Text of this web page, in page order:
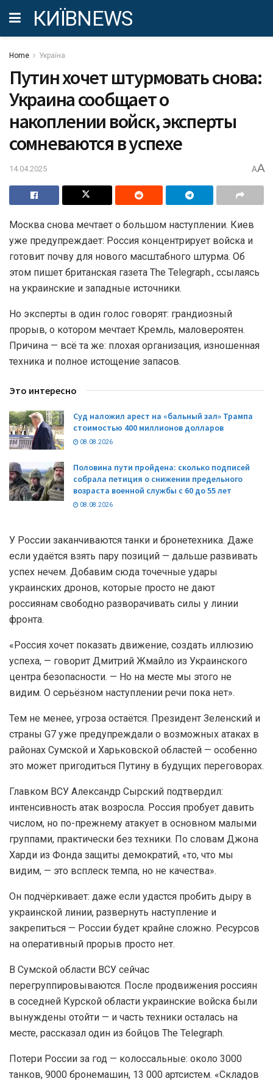
КИЇВNEWS
Home Україна
Путин хочет штурмовать снова:
Украина сообщает о
накоплении войск, эксперты
сомневаются в успехе
14.04.2025 AA
Москва снова мечтает о большом наступлении. Киев
уже предупреждает: Россия концентрирует войска и
готовит почву для нового масштабного штурма. Об
этом пишет британская газета The Telegraph., ссылаясь
на украинские и западные источники.
Но эксперты в один голос говорят: грандиозный
прорыв, о котором мечтает Кремль, маловероятен.
Причина — всё та же: плохая организация, изношенная
техника и полное истощение запасов.
Это интересно
Суд наложил арест на «бальный зал» Трампа
стоимостью 400 миллионов долларов
08.08.2026
Половина пути пройдена: сколько подписей
собрала петиция о снижении предельного
возраста военной службы с 60 до 55 лет
08.08.2026
У России заканчиваются танки и бронетехника. Даже
если удаётся взять пару позиций — дальше развивать
успех нечем. Добавим сюда точечные удары
украинских дронов, которые просто не дают
россиянам свободно разворачивать силы у линии
фронта.
«Россия хочет показать движение, создать иллюзию
успеха, — говорит Дмитрий Жмайло из Украинского
центра безопасности. — Но на месте мы этого не
видим. О серьёзном наступлении речи пока нет».
Тем не менее, угроза остаётся. Президент Зеленский и
страны G7 уже предупреждали о возможных атаках в
районах Сумской и Харьковской областей — особенно
это может пригодиться Путину в будущих переговорах.
Главком ВСУ Александр Сырский подтвердил:
интенсивность атак возросла. Россия пробует давить
числом, но по-прежнему атакует в основном малыми
группами, практически без техники. По словам Джона
Харди из Фонда защиты демократий, «то, что мы
видим, — это всплеск темпа, но не качества».
Он подчёркивает: даже если удастся пробить дыру в
украинской линии, развернуть наступление и
закрепиться — России будет крайне сложно. Ресурсов
на оперативный прорыв просто нет.
В Сумской области ВСУ сейчас
перегруппировываются. После продвижения россиян
в соседней Курской области украинские войска были
вынуждены отойти — и часть техники осталась на
месте, рассказал один из бойцов The Telegraph.
Потери России за год — колоссальные: около 3000
танков, 9000 бронемашин, 13 000 артсистем. «Складов